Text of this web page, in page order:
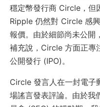
穩定幣發行商 Circle，但
Ripple 仍然對 Circle 感
報價。由於細節尚未公開
補充說，Circle 方面正專
公開發行 (IPO)。
Circle 發言人在一封電子
場謠言發表評論。由於我